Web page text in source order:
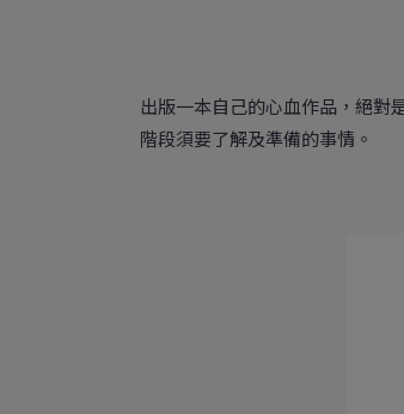
出版一本自己的心血作品，絕對
階段須要了解及準備的事情。